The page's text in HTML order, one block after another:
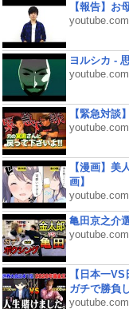
【報告】お
youtube.com
ヨルシカ -
youtube.com
【緊急対談
youtube.com
【漫画】美
画】
youtube.com
亀田京之介
youtube.com
【日本一
ガチで勝負
youtube.com